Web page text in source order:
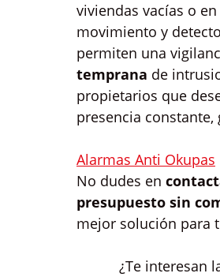
viviendas vacías o
movimiento y
permiten una
temprana de
propietarios que
presencia
Alarmas Anti Okupas
No dudes en
presupuesto sin
mejor solución para
¿Te interesan